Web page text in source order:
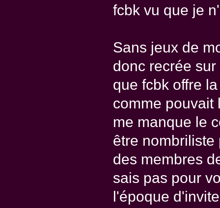
fcbk vu que je
Sans jeux de
donc recrée
que fcbk offre
comme pouvait
me manque le
être
des membres
sais pas pour
l'époque